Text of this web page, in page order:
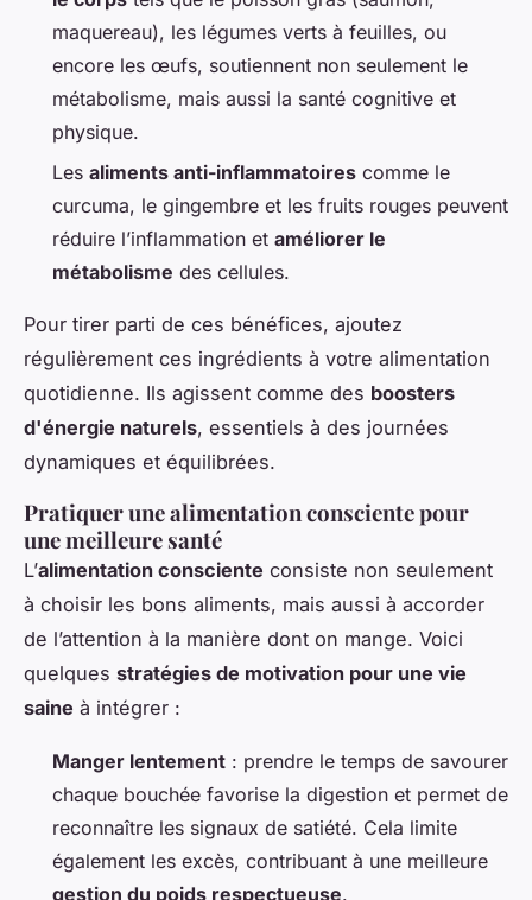
maquereau), les légumes verts à feuilles, ou
encore les œufs, soutiennent non seulement le
métabolisme, mais aussi la santé cognitive et
physique.
Les aliments anti-inflammatoires comme le
curcuma, le gingembre et les fruits rouges peuvent
réduire l’inflammation et améliorer le
métabolisme des cellules.
Pour tirer parti de ces bénéfices, ajoutez
régulièrement ces ingrédients à votre alimentation
quotidienne. Ils agissent comme des boosters
d'énergie naturels, essentiels à des journées
dynamiques et équilibrées.
Pratiquer une alimentation consciente pour
une meilleure santé
L’alimentation consciente consiste non seulement
à choisir les bons aliments, mais aussi à accorder
de l’attention à la manière dont on mange. Voici
quelques stratégies de motivation pour une vie
saine à intégrer :
Manger lentement : prendre le temps de savourer
chaque bouchée favorise la digestion et permet de
reconnaître les signaux de satiété. Cela limite
également les excès, contribuant à une meilleure
gestion du poids respectueuse.